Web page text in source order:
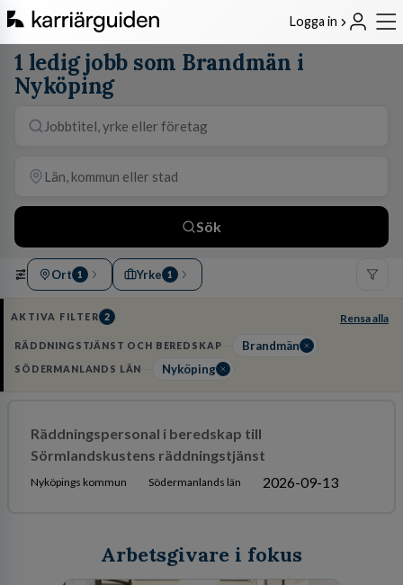
Logga in
1 ledig jobb som Brandmän i
Nyköping
Sök
Ort 1 Yrke 1
AKTIVA FILTER 2 Rensa alla
RÄDDNINGSTJÄNST OCH BEREDSKAP Brandmän
SÖDERMANLANDS LÄN Nyköping
Räddningspersonal i beredskap till
Sörmlandskustens räddningstjänst
Nyköpings kommun Södermanlands län 2026-09-13
Arbetsgivare i fokus